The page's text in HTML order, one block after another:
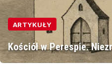
ARTYKUŁY
Kościół w Perespie.